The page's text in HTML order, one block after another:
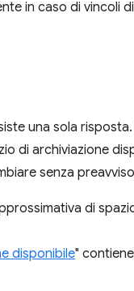
in caso di vincoli
una sola
di archiviazione
senza
di
disponibile"